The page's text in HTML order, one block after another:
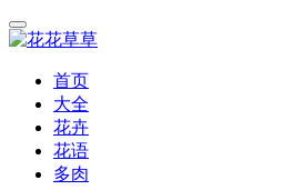
首页
大全
花卉
花语
多肉